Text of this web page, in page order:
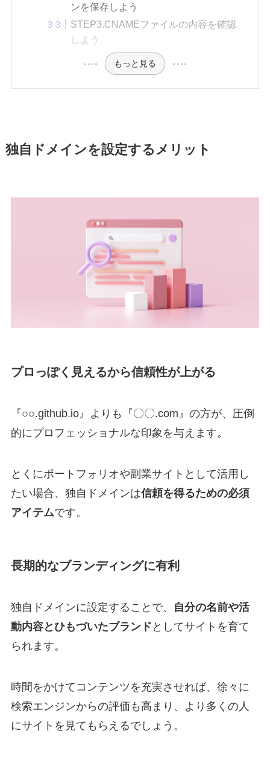
ンを保存しよう
STEP3.CNAMEファイルの内容を確認
しよう
もっと見る
独自ドメインを設定するメリット
プロっぽく見えるから信頼性が上がる
『○○.github.io』よりも『〇〇.com』の方が、圧倒
的にプロフェッショナルな印象を与えます。
とくにポートフォリオや副業サイトとして活用し
たい場合、独自ドメインは信頼を得るための必須
アイテムです。
長期的なブランディングに有利
独自ドメインに設定することで、
自分の名前や活
動内容とひもづいたブランド としてサイトを育て
られます。
時間をかけてコンテンツを充実させれば、徐々に
検索エンジンからの評価も高まり、より多くの人
にサイトを見てもらえるでしょう。